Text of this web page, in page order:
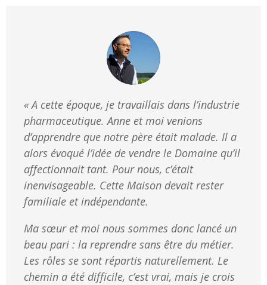
« A cette époque, je travaillais dans l’industrie
pharmaceutique. Anne et moi venions
d’apprendre que notre père était malade. Il a
alors évoqué l’idée de vendre le Domaine qu’il
affectionnait tant. Pour nous, c’était
inenvisageable. Cette Maison devait rester
familiale et indépendante.
Ma sœur et moi nous sommes donc lancé un
beau pari : la reprendre sans être du métier.
Les rôles se sont répartis naturellement. Le
chemin a été difficile, c’est vrai, mais je crois